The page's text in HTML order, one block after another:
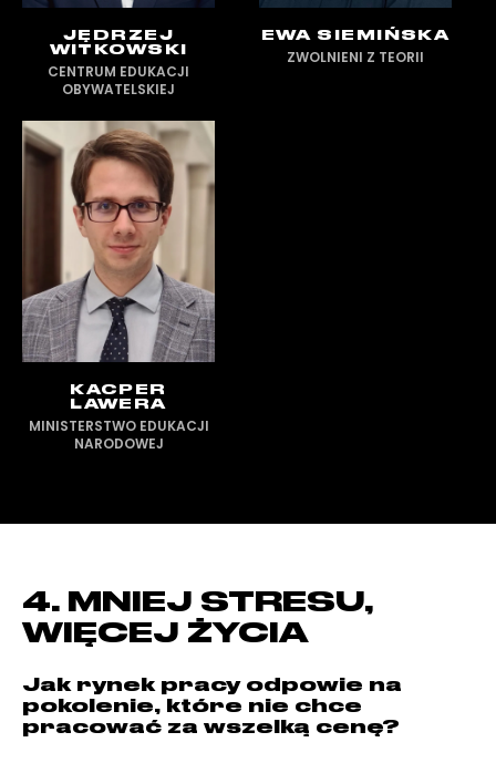
JĘDRZEJ
WITKOWSKI
CENTRUM EDUKACJI
OBYWATELSKIEJ
EWA SIEMIŃSKA
ZWOLNIENI Z TEORII
KACPER
LAWERA
MINISTERSTWO EDUKACJI
NARODOWEJ
4. MNIEJ STRESU,
WIĘCEJ ŻYCIA
Jak rynek pracy odpowie na
pokolenie, które nie chce
pracować za wszelką cenę?